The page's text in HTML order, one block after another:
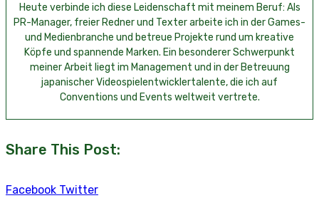
Heute verbinde ich diese Leidenschaft mit meinem Beruf: Als
PR-Manager, freier Redner und Texter arbeite ich in der Games-
und Medienbranche und betreue Projekte rund um kreative
Köpfe und spannende Marken. Ein besonderer Schwerpunkt
meiner Arbeit liegt im Management und in der Betreuung
japanischer Videospielentwicklertalente, die ich auf
Conventions und Events weltweit vertrete.
Share This Post:
Facebook TwitterYoutube
LinkedIn
Whatsapp
Tumblr
Reddit